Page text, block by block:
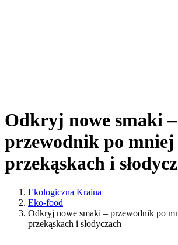
Odkryj nowe smaki –
przewodnik po mniej
przekąskach i
Ekologiczna Kraina
Eko-food
Odkryj nowe smaki – przewodnik po
przekąskach i słodyczach